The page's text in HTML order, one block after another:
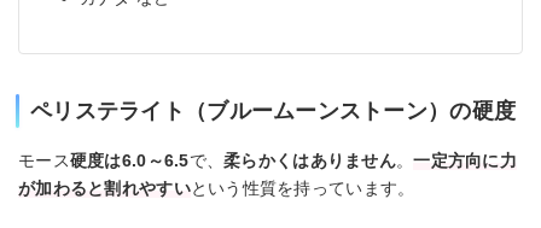
ペリステライト（ブルームーンストーン）の硬度
モース硬度は6.0～6.5で、柔らかくはありません。一定方向に力
が加わると割れやすいという性質を持っています。